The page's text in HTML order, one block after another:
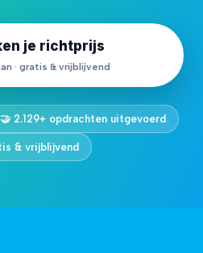
je richtprijs
· gratis & vrijblijvend
🤝 2.129+ opdrachten uitgevoerd
& vrijblijvend